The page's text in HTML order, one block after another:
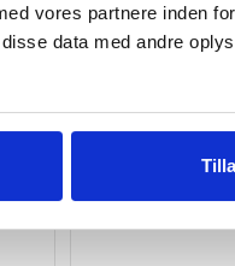
vores partnere inden
data med andre
1959kr.